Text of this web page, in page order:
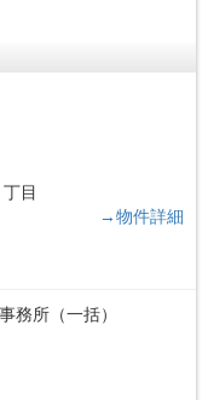
目
→物件詳細
務所（一括）